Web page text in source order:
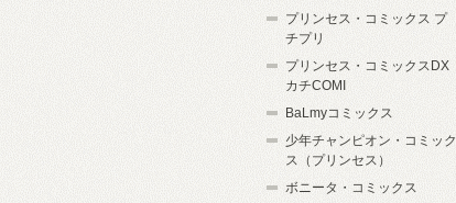
プリンセス・コミックス プ
チプリ
プリンセス・コミックスDX
カチCOMI
BaLmyコミックス
少年チャンピオン・コミック
ス（プリンセス）
ボニータ・コミックス